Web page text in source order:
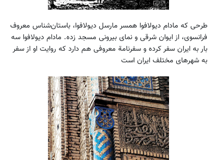
طرحی که مادام دیولافوا همسر مارسل دیولافوا، باستان‌شناس معروف
فرانسوی، از ایوان شرقی و نمای بیرونی مسجد زده. مادام دیولافوا سه
بار به ایران سفر کرده و سفرنامة معروفی هم دارد که روایت او از سفر
به شهرهای مختلف ایران است